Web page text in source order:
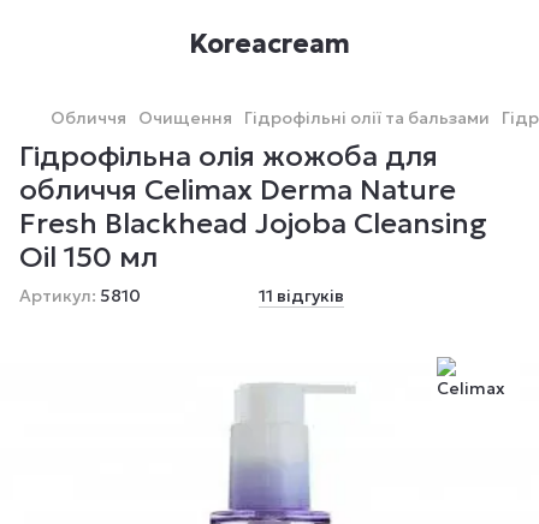
Koreacream
Обличчя Очищення Гідрофільні олії та бальзами
Гідрофільна олія жожоба для
обличчя Celimax Derma Nature
Fresh Blackhead Jojoba Cleansing
Oil 150 мл
Артикул: 5810 11 відгуків